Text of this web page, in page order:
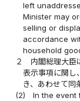
left
Minister may
selling or
accordance
household
２
内閣総理大臣
表示事項に関し
き、あわせて同
(2)
In the event